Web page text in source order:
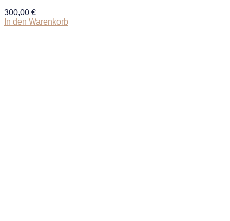
300,00 €
In den Warenkorb